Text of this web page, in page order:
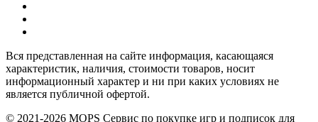
Вся представленная на сайте информация, касающаяся
характеристик, наличия, стоимости товаров, носит
информационный характер и ни при каких условиях не
является публичной офертой.
© 2021-2026 MOPS Сервис по покупке игр и подписок для